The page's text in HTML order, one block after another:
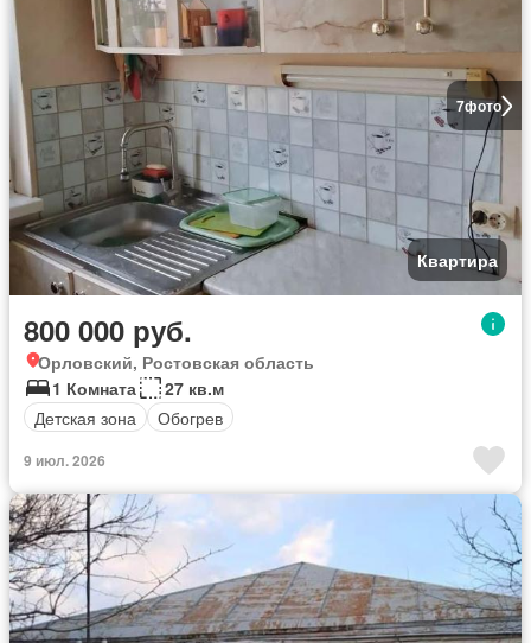
7фото
Квартира
800 000 руб.
Орловский, Ростовская область
1 Комната
27 кв.м
Детская зона
Обогрев
9 июл. 2026